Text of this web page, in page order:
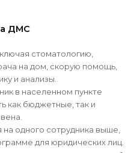
ДМС
стоматологию,
на дом, скорую помощь,
и анализы.
в населенном пункте
как бюджетные, так и
одного сотрудника выше,
для юридических лиц.